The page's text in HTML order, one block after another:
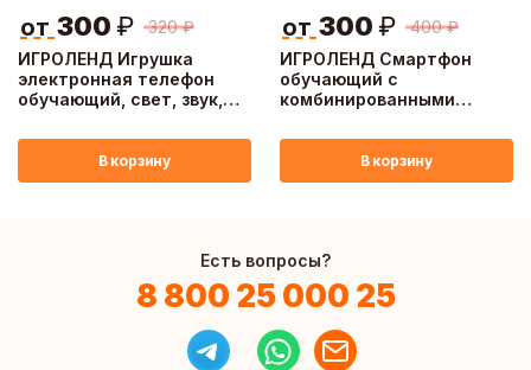
ИГРОЛЕНД Игрушка
электронная телефон
обучающий, свет, звук,
17,8х7,3х3,5см, 3 диз
320 ₽
от 300 ₽
В корзину
ИГРОЛЕНД Смартфон
обучающий с
комбинированными
3ААА, ABS, 8х15х1,5см
400 ₽
от 300 ₽
В корзину
Есть вопросы?
8 800 25 000 25